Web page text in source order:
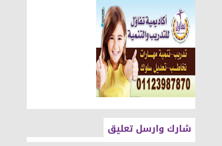
شارك وارسل تعليق